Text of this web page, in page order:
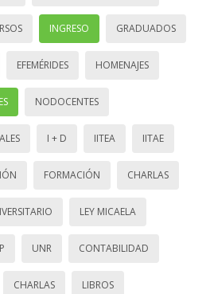
INGRESO GRADUADOS
EFEMÉRIDES HOMENAJES
NODOCENTES
I + D IITEA IITAE
FORMACIÓN CHARLAS
LEY MICAELA
UNR CONTABILIDAD
CHARLAS LIBROS